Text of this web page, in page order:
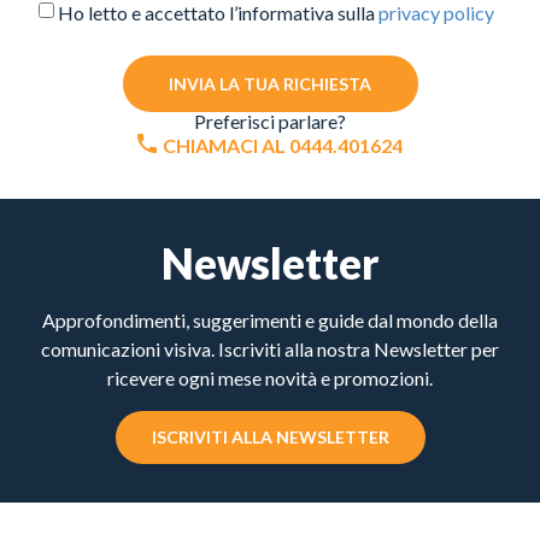
Ho letto e accettato l’informativa sullaprivacy policy
INVIA LA TUA RICHIESTA
Preferisci parlare?
CHIAMACI AL 0444.401624
Newsletter
Approfondimenti, suggerimenti e guide dal mondo della
comunicazioni visiva. Iscriviti alla nostra Newsletter per
ricevere ogni mese novità e promozioni.
ISCRIVITI ALLA NEWSLETTER